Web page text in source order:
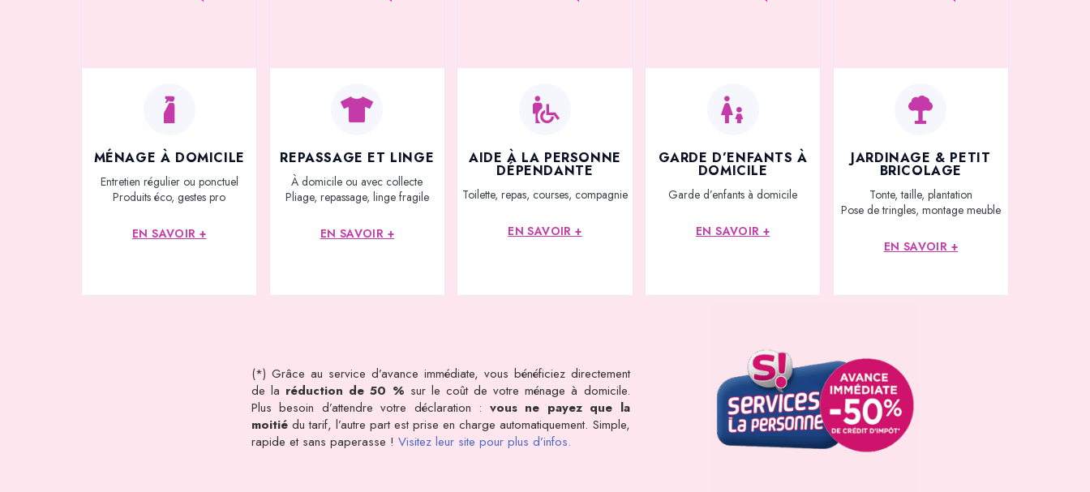
MÉNAGE À DOMICILE
Entretien régulier ou ponctuel
Produits éco, gestes pro
EN SAVOIR +
REPASSAGE ET LINGE
À domicile ou avec collecte
Pliage, repassage, linge fragile
EN SAVOIR +
AIDE À LA PERSONNE
DÉPENDANTE
Toilette, repas, courses, compagnie
EN SAVOIR +
GARDE D’ENFANTS À
DOMICILE
Garde d’enfants à domicile
EN SAVOIR +
JARDINAGE & PETIT
BRICOLAGE
Tonte, taille, plantation
Pose de tringles, montage meuble
EN SAVOIR +
(*) Grâce au service d’avance immédiate, vous bénéficiez directement
de la réduction de 50 % sur le coût de votre ménage à domicile.
Plus besoin d’attendre votre déclaration : vous ne payez que la
moitié du tarif, l’autre part est prise en charge automatiquement. Simple,
rapide et sans paperasse ! Visitez leur site pour plus d’infos.